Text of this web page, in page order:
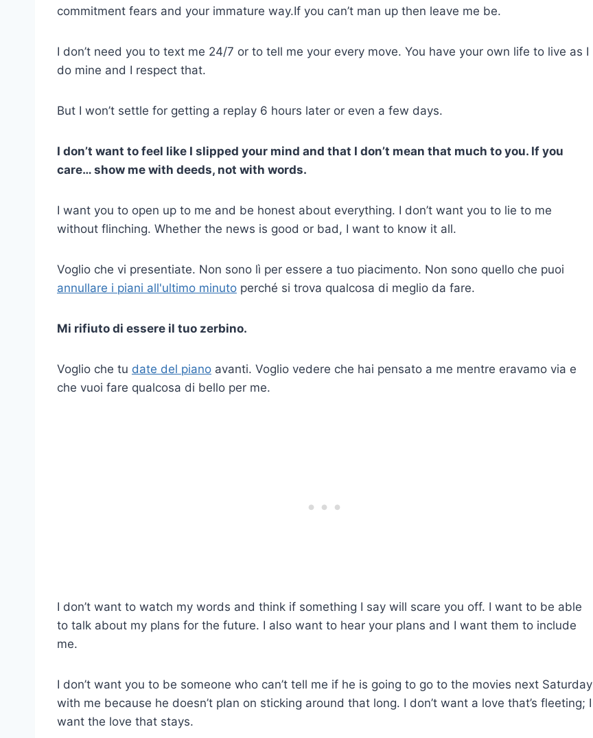
commitment fears and your immature way.If you can’t man up then leave me be.
I don’t need you to text me 24/7 or to tell me your every move. You have your own life to live as I
do mine and I respect that.
But I won’t settle for getting a replay 6 hours later or even a few days.
I don’t want to feel like I slipped your mind and that I don’t mean that much to you. If you
care… show me with deeds, not with words.
I want you to open up to me and be honest about everything. I don’t want you to lie to me
without flinching. Whether the news is good or bad, I want to know it all.
Voglio che vi presentiate. Non sono lì per essere a tuo piacimento. Non sono quello che puoi
annullare i piani all'ultimo minuto perché si trova qualcosa di meglio da fare.
Mi rifiuto di essere il tuo zerbino.
Voglio che tu date del piano avanti. Voglio vedere che hai pensato a me mentre eravamo via e
che vuoi fare qualcosa di bello per me.
I don’t want to watch my words and think if something I say will scare you off. I want to be able
to talk about my plans for the future. I also want to hear your plans and I want them to include
me.
I don’t want you to be someone who can’t tell me if he is going to go to the movies next Saturday
with me because he doesn’t plan on sticking around that long. I don’t want a love that’s fleeting; I
want the love that stays.